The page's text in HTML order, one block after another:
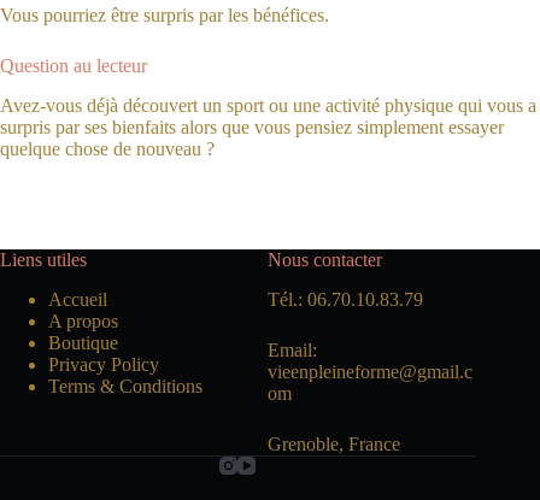
Vous pourriez être surpris par les bénéfices.
Question au lecteur
Avez-vous déjà découvert un sport ou une activité physique qui vous a
surpris par ses bienfaits alors que vous pensiez simplement essayer
quelque chose de nouveau ?
Liens utiles
Accueil
A propos
Boutique
Privacy Policy
Terms & Conditions
Nous contacter
Tél.: 06.70.10.83.79
Email:
vieenpleineforme@gmail.c
om
Grenoble, France